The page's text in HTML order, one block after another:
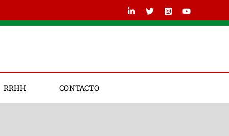
RRHH CONTACTO